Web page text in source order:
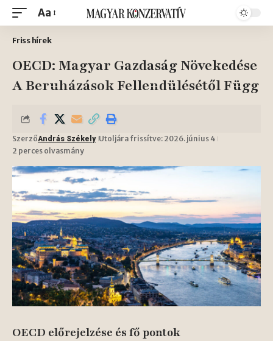
Aa
Friss hírek
OECD: Magyar Gazdaság Növekedése
A Beruházások Fellendülésétől Függ
SzerzőAndrás Székely Utoljára frissítve: 2026. június 4
2 perces olvasmány
OECD előrejelzése és fő pontok